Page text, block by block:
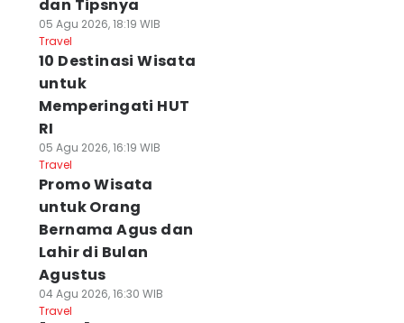
dan Tipsnya
05 Agu 2026, 18:19 WIB
Travel
10 Destinasi Wisata
untuk
Memperingati HUT
RI
05 Agu 2026, 16:19 WIB
Travel
Promo Wisata
untuk Orang
Bernama Agus dan
Lahir di Bulan
Agustus
04 Agu 2026, 16:30 WIB
Travel